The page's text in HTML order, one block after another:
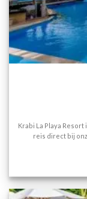
Krabi La Playa
reis direct bij